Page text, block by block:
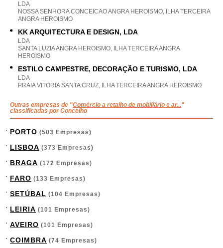
LDA
NOSSA SENHORA CONCEICAO ANGRA HEROISMO, ILHA TERCEIRA
ANGRA HEROISMO
KK ARQUITECTURA E DESIGN, LDA
LDA
SANTA LUZIA ANGRA HEROISMO, ILHA TERCEIRA ANGRA
HEROISMO
ESTILO CAMPESTRE, DECORAÇÃO E TURISMO, LDA
LDA
PRAIA VITORIA SANTA CRUZ, ILHA TERCEIRA ANGRA HEROISMO
Outras empresas de "Comércio a retalho de mobiliário e ar..."
classificadas por Concelho
PORTO (503 Empresas)
LISBOA (373 Empresas)
BRAGA (172 Empresas)
FARO (133 Empresas)
SETÚBAL (104 Empresas)
LEIRIA (101 Empresas)
AVEIRO (101 Empresas)
COIMBRA (74 Empresas)